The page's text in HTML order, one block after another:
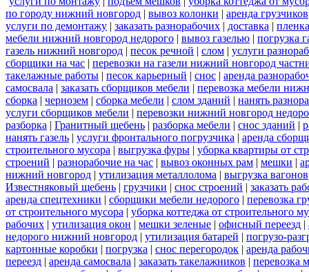
по городу нижний новгород | вывоз колонки | аренда грузчиков
услуги по демонтажу | заказать разнорабочих | доставка | пленка
мебели нижний новгород недорого | вывоз газелью | погрузка
газель нижний новгород | песок речной | слом | услуги
сборщики на час | перевозки на газели нижний новгород
такелажные работы | песок карьерный | снос | аренда
самосвала | заказать сборщиков мебели | перевозка мебели
сборка | чернозем | сборка мебели | слом зданий | нанять
услуги сборщиков мебели | перевозки нижний новгород
разборка | Гранитный щебень | разборка мебели | снос зданий |
нанять газель | услуги фронтального погрузчика | аренда
строительного мусора | выгрузка фуры | уборка квартиры от
строений | разнорабочие на час | вывоз оконных рам | мешки |
нижний новгород | утилизация металлолома | выгрузка вагонов
Известняковый щебень | грузчики | снос строений | заказать
аренда спецтехники | сборщики мебели недорого | перевозка
от строительного мусора | уборка коттеджа от строительного
рабочих | утилизация окон | мешки зеленые | офисный переезд |
недорого нижний новгород | утилизация батарей | погрузо-
картонные коробки | погрузка | снос перегородок | аренда
переезд | аренда самосвала | заказать такелажников | перевозка